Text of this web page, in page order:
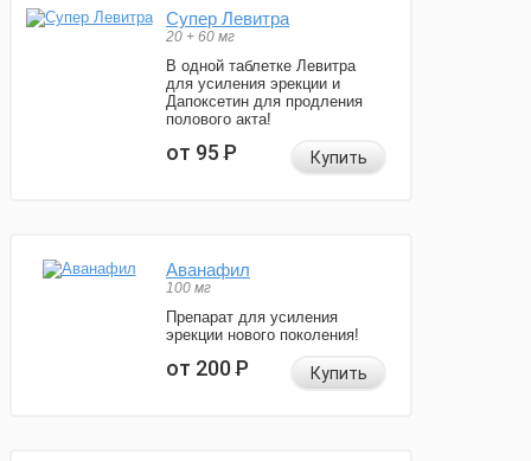
Супер Левитра
20 + 60 мг
В одной таблетке Левитра
для усиления эрекции и
Дапоксетин для продления
полового акта!
от 95Р Купить
Аванафил
100 мг
Препарат для усиления
эрекции нового поколения!
от 200Р Купить